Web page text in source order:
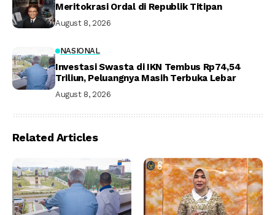
Meritokrasi Ordal di Republik Titipan
August 8, 2026
NASIONAL
Investasi Swasta di IKN Tembus Rp74,54
Triliun, Peluangnya Masih Terbuka Lebar
August 8, 2026
Related Articles